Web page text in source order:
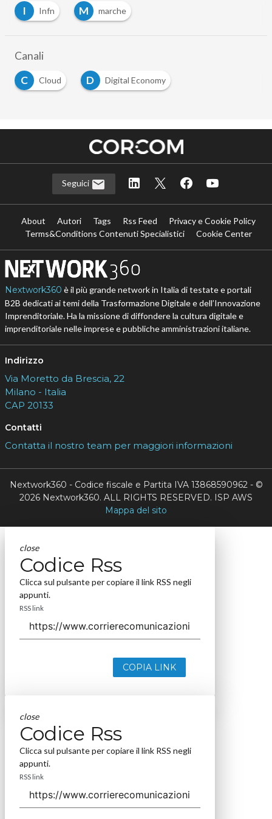
I
Infn M marche
Canali
C
Cloud D Digital Economy
Seguici
About Autori Tags Rss Feed
Privacy e Cookie Policy
Terms&Conditions Contenuti Specialistici
Cookie Center
Nextwork360 è il più grande network in Italia di testate e portali
B2B dedicati ai temi della Trasformazione Digitale e dell’Innovazione
Imprenditoriale. Ha la missione di diffondere la cultura digitale e
imprenditoriale nelle imprese e pubbliche amministrazioni italiane.
Indirizzo
Via Moretto da Brescia, 22
Milano - Italia
CAP 20133
Contatti
Contatta il nostro team per maggiori informazioni
Nextwork360 - Codice fiscale e Partita IVA 13868590962 - ©
2026 Nextwork360. ALL RIGHTS RESERVED. ISP AWS
Mappa del sito
close
Codice Rss
Clicca sul pulsante per copiare il link RSS negli
appunti.
RSS link
COPIA LINK
close
Codice Rss
Clicca sul pulsante per copiare il link RSS negli
appunti.
RSS link